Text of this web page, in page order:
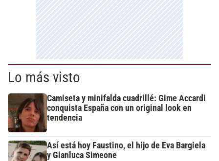
Lo más visto
Camiseta y minifalda cuadrillé: Gime Accardi
conquista España con un original look en
tendencia
Así está hoy Faustino, el hijo de Eva Bargiela
y Gianluca Simeone